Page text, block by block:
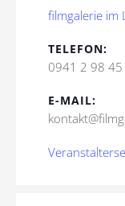
filmgalerie im
TELEFON:
0941 2 98 45
E-MAIL: